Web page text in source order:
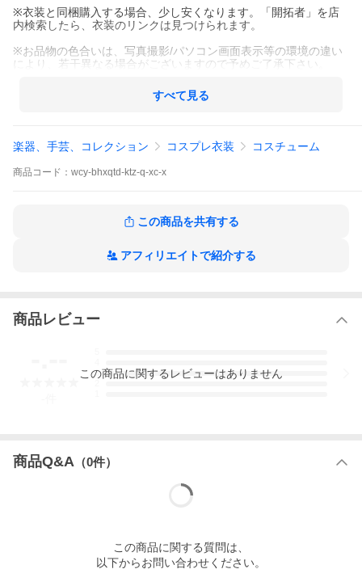
※衣装と同梱購入する場合、少し安くなります。「開拓者」を店
内検索したら、衣装のリンクは見つけられます。
※お品物の色合いは、写真撮影/パソコン画面表示等の環境の違い
により、若干異なる場合がございますので予めご了承下さい。
すべて見る
楽器、手芸、コレクション コスプレ衣装 コスチューム
商品 コード： wcy-bhxqtd-ktz-q-xc-x
この商品を共有する
アフィリエイトで紹介する
商品レビュー
3
この商品に関するレビューはありません
商品Q&A （0件）
この商品に関する質問は、
以下からお問い合わせください。